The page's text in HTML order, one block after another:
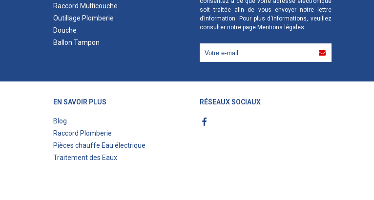
Raccord Multicouche
Outillage Plomberie
Douche
Ballon Tampon
soit traitée afin de vous envoyer notre lettre
d’information. Pour plus d'informations, veuillez
consulter notre page Mentions légales.
EN SAVOIR PLUS
Blog
Raccord Plomberie
Pièces chauffe Eau électrique
Traitement des Eaux
RÉSEAUX SOCIAUX